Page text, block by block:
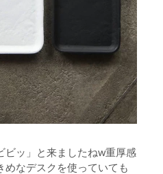
ビッ」と来ましたねw重厚感
めなデスクを使っていても